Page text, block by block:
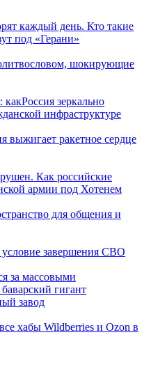
каждый день. Кто такие
под «Герани»
шокирующие
зеркально
инфраструктуре
выжигает ракетное сердце
Как российские
армии под Хотенем
для общения и
условие завершения СВО
за массовыми
гигант
завод
хабы Wildberries и Ozon в